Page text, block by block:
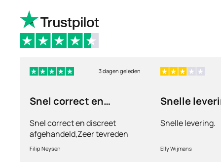
3 dagen geleden
Snel correct en
Snel correct en discreet
afgehandeld,Zeer tevreden
met de service en patiënt
vriendelijkheid.Vermoedelijk
Filip Neysen
Snelle
Snelle levering.
Elly Wijmans